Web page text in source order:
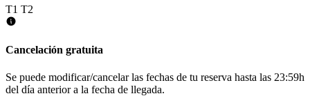
T1 T2
Cancelación gratuita
Se puede modificar/cancelar las fechas de tu reserva hasta las 23:59h
del día anterior a la fecha de llegada.